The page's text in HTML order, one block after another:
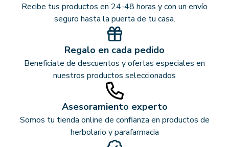
Recibe tus productos en 24-48 horas y con un envío
seguro hasta la puerta de tu casa.
Regalo en cada pedido
Benefíciate de descuentos y ofertas especiales en
nuestros productos seleccionados
Asesoramiento experto
Somos tu tienda online de confianza en productos de
herbolario y parafarmacia